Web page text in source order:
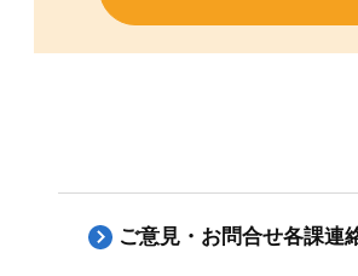
ご意見・お問合せ各課連